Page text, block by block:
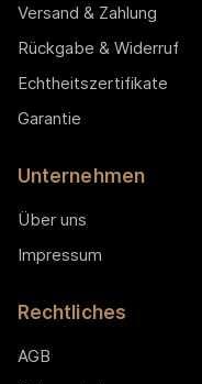
Versand & Zahlung
Rückgabe & Widerruf
Echtheitszertifikate
Garantie
Unternehmen
Über uns
Impressum
Rechtliches
AGB